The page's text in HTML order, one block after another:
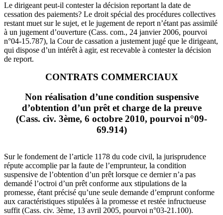
Le dirigeant peut-il contester la décision reportant la date de
cessation des paiements? Le droit spécial des procédures collectives
restant muet sur le sujet, et le jugement de report n’étant pas assimilé
à un jugement d’ouverture (Cass. com., 24 janvier 2006, pourvoi
n°04-15.787), la Cour de cassation a justement jugé que le dirigeant,
qui dispose d’un intérêt à agir, est recevable à contester la décision
de report.
CONTRATS COMMERCIAUX
Non réalisation d’une condition suspensive
d’obtention d’un prêt et charge de la preuve
(Cass. civ. 3ème, 6 octobre 2010, pourvoi n°09-
69.914)
Sur le fondement de l’article 1178 du code civil, la jurisprudence
répute accomplie par la faute de l’emprunteur, la condition
suspensive de l’obtention d’un prêt lorsque ce dernier n’a pas
demandé l’octroi d’un prêt conforme aux stipulations de la
promesse, étant précisé qu’une seule demande d’emprunt conforme
aux caractéristiques stipulées à la promesse et restée infructueuse
suffit (Cass. civ. 3ème, 13 avril 2005, pourvoi n°03-21.100).